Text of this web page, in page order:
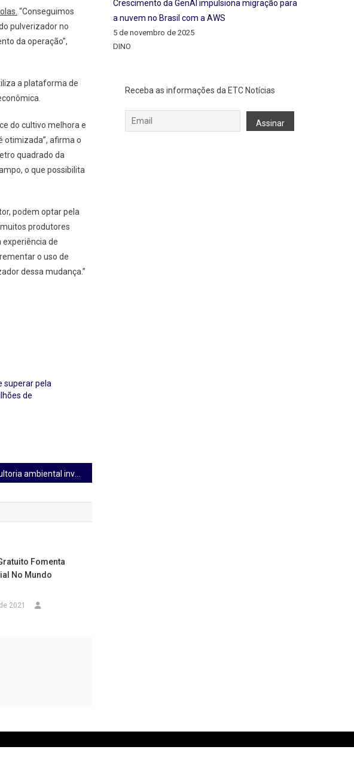
“Conseguimos
pulverizador no
da operação”,
a plataforma de
do cultivo melhora e
otimizada”, afirma o
quadrado da
o que possibilita
podem optar pela
produtores
de
o uso de
dessa mudança.”
superar pela
de
Consultoria ambiental investe em qualificação de profissionais e valoriza a ciência no Brasil
Fomenta
No Mundo
2021
Crescimento da GenAI impulsiona migração para
a nuvem no Brasil com a AWS
5 de novembro de 2025
DINO
Receba as informações da ETC Notícias